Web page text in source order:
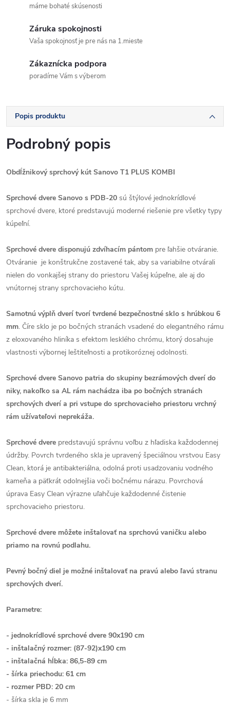
máme bohaté skúsenosti
Záruka spokojnosti
Vaša spokojnosť je pre nás na 1.mieste
Zákaznícka podpora
poradíme Vám s výberom
Popis produktu
Podrobný popis
Obdĺžnikový sprchový kút Sanovo T1 PLUS KOMBI
Sprchové dvere Sanovo s PDB-20 sú štýlové jednokrídlové
sprchové dvere, ktoré predstavujú moderné riešenie pre všetky typy
kúpeľní.
Sprchové dvere disponujú zdvíhacím pántom pre ľahšie otváranie.
Otváranie je konštrukčne zostavené tak, aby sa variabilne otvárali
nielen do vonkajšej strany do priestoru Vašej kúpeľne, ale aj do
vnútornej strany sprchovacieho kútu.
Samotnú výplň dverí tvorí tvrdené bezpečnostné sklo s hrúbkou 6
mm. Číre sklo je po bočných stranách vsadené do elegantného rámu
z eloxovaného hliníka s efektom lesklého chrómu, ktorý dosahuje
vlastnosti výbornej leštiteľnosti a protikoróznej odolnosti.
Sprchové dvere Sanovo patria do skupiny bezrámových dverí do
niky, nakoľko sa AL rám nachádza iba po bočných stranách
sprchových dverí a pri vstupe do sprchovacieho priestoru vrchný
rám užívateľovi neprekáža.
Sprchové dvere predstavujú správnu voľbu z hľadiska každodennej
údržby. Povrch tvrdeného skla je upravený špeciálnou vrstvou Easy
Clean, ktorá je antibakteriálna, odolná proti usadzovaniu vodného
kameňa a päťkrát odolnejšia voči bočnému nárazu. Povrchová
úprava Easy Clean výrazne uľahčuje každodenné čistenie
sprchovacieho priestoru.
Sprchové dvere môžete inštalovať na sprchovú vaničku alebo
priamo na rovnú podlahu.
Pevný bočný diel je možné inštalovať na pravú alebo ľavú stranu
sprchových dverí.
Parametre:
- jednokrídlové sprchové dvere 90x190 cm
- inštalačný rozmer: (87-92)x190 cm
- inštalačná hĺbka: 86,5-89 cm
- šírka priechodu: 61 cm
- rozmer PBD: 20 cm
- šírka skla je 6 mm